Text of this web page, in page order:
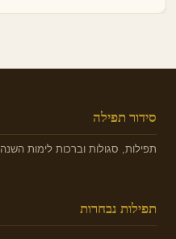
סידור תפילה
תפילות, סגולות וברכות לימות השנה
תפילות נבחרות